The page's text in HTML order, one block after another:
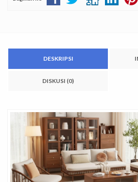
DESKRIPSI
DISKUSI (0)